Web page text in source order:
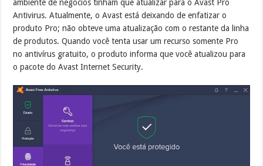
ambiente de negócios tinham que atualizar para o Avast Pro
Antivirus. Atualmente, o Avast está deixando de enfatizar o
produto Pro; não obteve uma atualização com o restante da linha
de produtos. Quando você tenta usar um recurso somente Pro
no antivírus gratuito, o produto informa que você atualizou para
o pacote do Avast Internet Security.